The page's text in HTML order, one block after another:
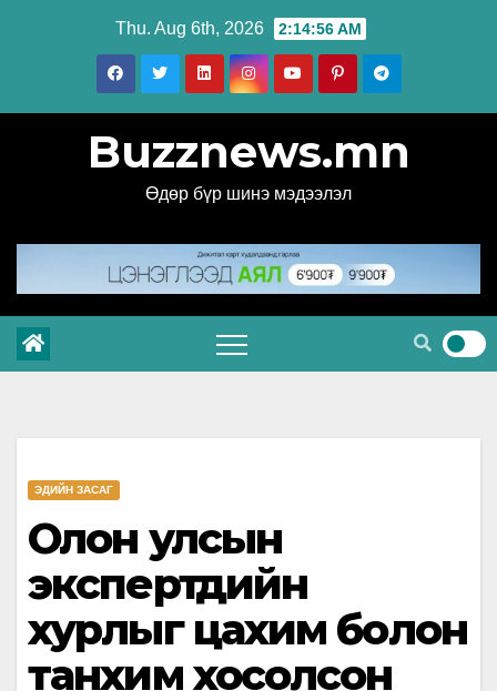
Thu. Aug 6th, 2026 2:14:57 AM
Buzznews.mn
Өдөр бүр шинэ мэдээлэл
ЭДИЙН ЗАСАГ
Олон улсын
экспертүүдийн
хурлыг цахим болон
танхим хосолсон